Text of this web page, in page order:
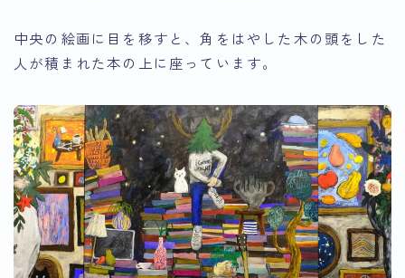
中央の絵画に目を移すと、角をはやした木の頭をした
人が積まれた本の上に座っています。